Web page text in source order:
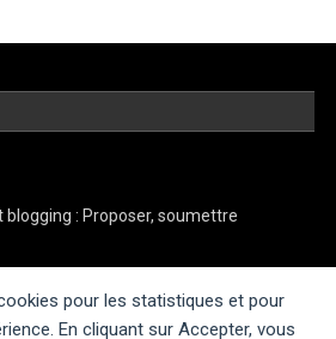
pour les statistiques et pour
En cliquant sur Accepter, vous
blogging : Proposer, soumettre